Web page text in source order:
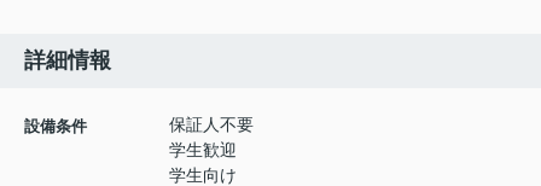
詳細情報
設備条件
保証人不要
学生歓迎
学生向け